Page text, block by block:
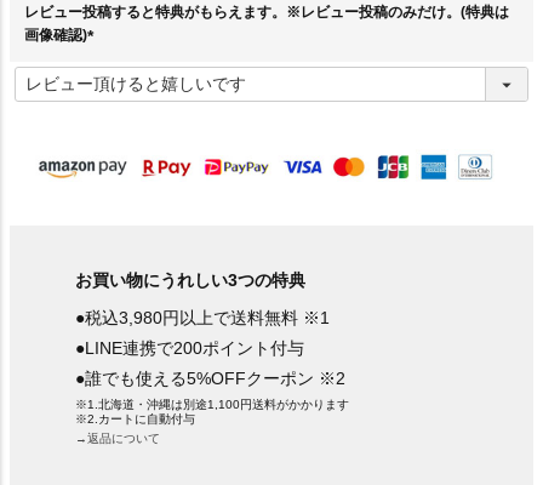
レビュー投稿すると特典がもらえます。※レビュー投稿のみだけ。(特典は
画像確認)
必
須
お買い物にうれしい3つの特典
●税込3,980円以上で送料無料 ※1
●LINE連携で200ポイント付与
●誰でも使える5%OFFクーポン ※2
※1.北海道・沖縄は別途1,100円送料がかかります
※2.カートに自動付与
→返品について